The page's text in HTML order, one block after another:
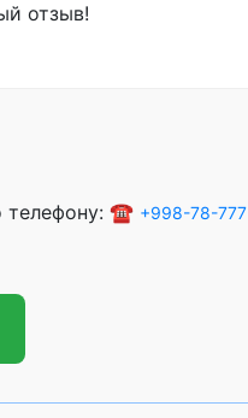
отзыв!
телефону: ☎️ +998-78-